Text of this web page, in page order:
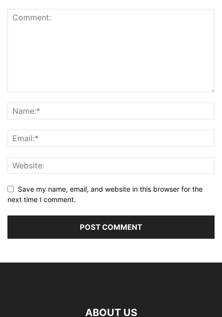
Save my name, email, and website in this browser for the
next time I comment.
ABOUT US